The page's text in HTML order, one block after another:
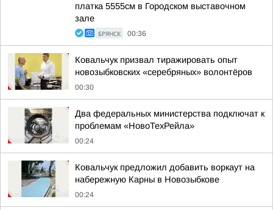
платка 5555см в Городском выставочном
зале
БРЯНСК 00:36
Ковальчук призвал тиражировать опыт
новозыбковских «серебряных» волонтёров
00:30
Два федеральных министерства подключат к
проблемам «НовоТехРейла»
00:24
Ковальчук предложил добавить воркаут на
набережную Карны в Новозыбкове
00:24